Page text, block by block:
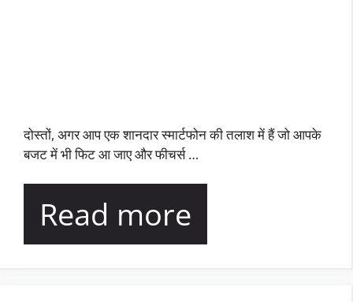
दोस्तों, अगर आप एक शानदार स्मार्टफोन की तलाश में हैं जो आपके
बजट में भी फिट आ जाए और फीचर्स …
Read more